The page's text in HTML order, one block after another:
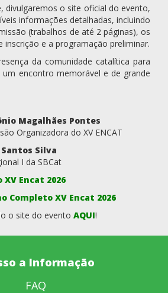
divulgaremos o site oficial do evento,
informações detalhadas, incluindo
(trabalhos de até 2 páginas), os
inscrição e a programação preliminar.
da comunidade catalítica para
um encontro memorável e de grande
Magalhães Pontes
Organizadora do XV ENCAT
Silva
I da SBCat
Encat 2026
Completo XV Encat 2026
o site do evento AQUI!
a Informação
FAQ